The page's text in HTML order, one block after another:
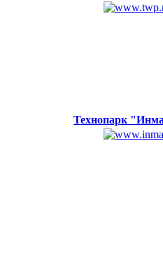
Технопарк